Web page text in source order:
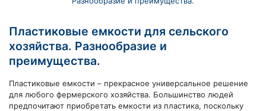
Пластиковые емкости для сельского
хозяйства. Разнообразие и
преимущества.
Пластиковые емкости – прекрасное универсальное решение
для любого фермерского хозяйства. Большинство людей
предпочитают приобретать емкости из пластика, поскольку